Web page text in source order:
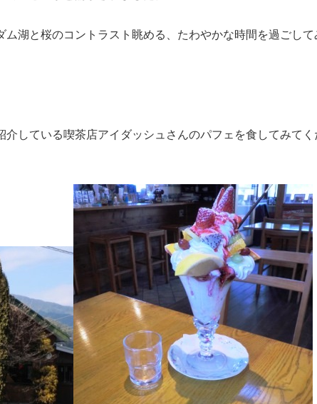
湖と桜のコントラスト眺める、たわやかな時間を過ごして
している喫茶店アイダッシュさんのパフェを食してみてく